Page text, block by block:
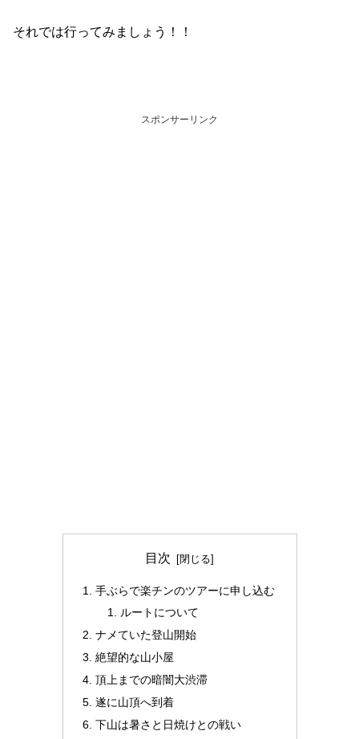
それでは行ってみましょう！！
スポンサーリンク
目次
手ぶらで楽チンのツアーに申し込む
ルートについて
ナメていた登山開始
絶望的な山小屋
頂上までの暗闇大渋滞
遂に山頂へ到着
下山は暑さと日焼けとの戦い